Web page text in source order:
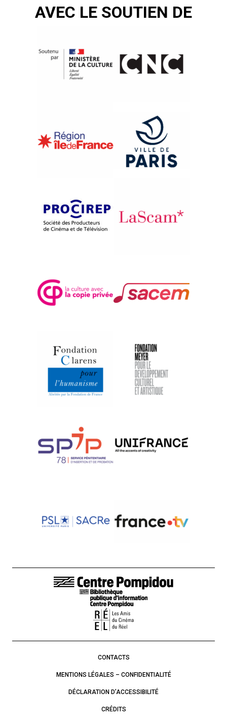
AVEC LE SOUTIEN DE
LIENS DE BAS DE PAGE
CONTACTS
MENTIONS LÉGALES – CONFIDENTIALITÉ
DÉCLARATION D’ACCESSIBILITÉ
CRÉDITS